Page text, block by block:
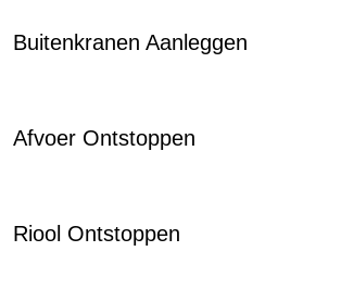
Buitenkranen Aanleggen
Afvoer Ontstoppen
Riool Ontstoppen